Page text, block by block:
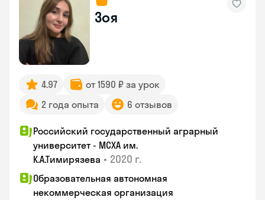
Зоя
4.97
от 1590 ₽ за урок
2 года опыта
6 отзывов
Российский государственный аграрный
университет - МСХА им.
К.А.Тимирязева • 2020 г.
Образовательная автономная
некоммерческая организация